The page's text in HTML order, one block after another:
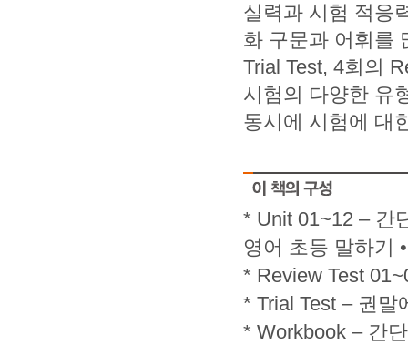
실력과 시험 적응
화 구문과 어휘를
Trial Test, 4회의
시험의 다양한 유
동시에 시험에 대
* Unit 01~12 – 간
영어 초등 말하기
* Review Test
* Trial Test – 권
* Workbook – 간